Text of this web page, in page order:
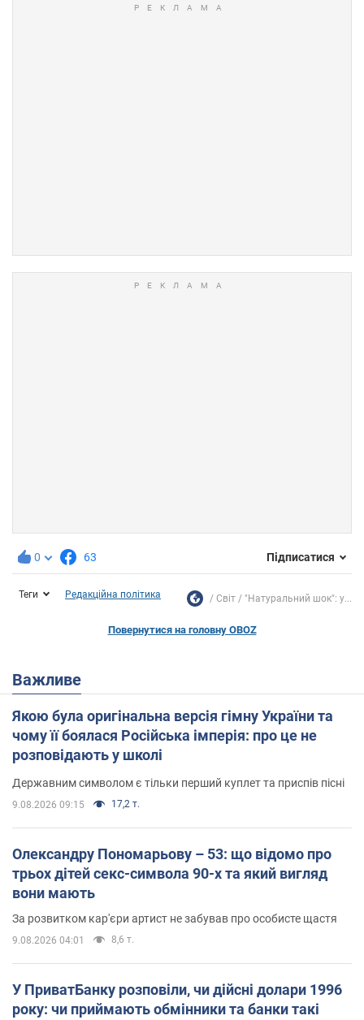
0 63 Підписатися
Теги Редакційна політика Світ "Натуральний шок": у...
Повернутися на головну OBOZ
Важливе
Якою була оригінальна версія гімну України та
чому її боялася Російська імперія: про це не
розповідають у школі
Державним символом є тільки перший куплет та приспів пісні
9.08.2026 09:15 17,2 т.
Олександру Пономарьову – 53: що відомо про
трьох дітей секс-символа 90-х та який вигляд
вони мають
За розвитком кар'єри артист не забував про особисте щастя
9.08.2026 04:01 8,6 т.
У ПриватБанку розповіли, чи дійсні долари 1996
року: чи приймають обмінники та банки такі